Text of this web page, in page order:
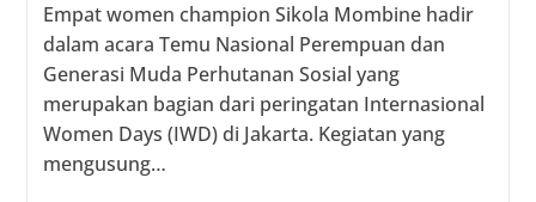
Empat women champion Sikola Mombine hadir
dalam acara Temu Nasional Perempuan dan
Generasi Muda Perhutanan Sosial yang
merupakan bagian dari peringatan Internasional
Women Days (IWD) di Jakarta. Kegiatan yang
mengusung…